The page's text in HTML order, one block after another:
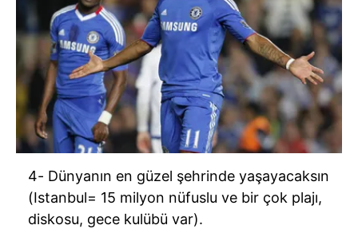
4- Dünyanın en güzel şehrinde yaşayacaksın
(Istanbul= 15 milyon nüfuslu ve bir çok plajı,
diskosu, gece kulübü var).